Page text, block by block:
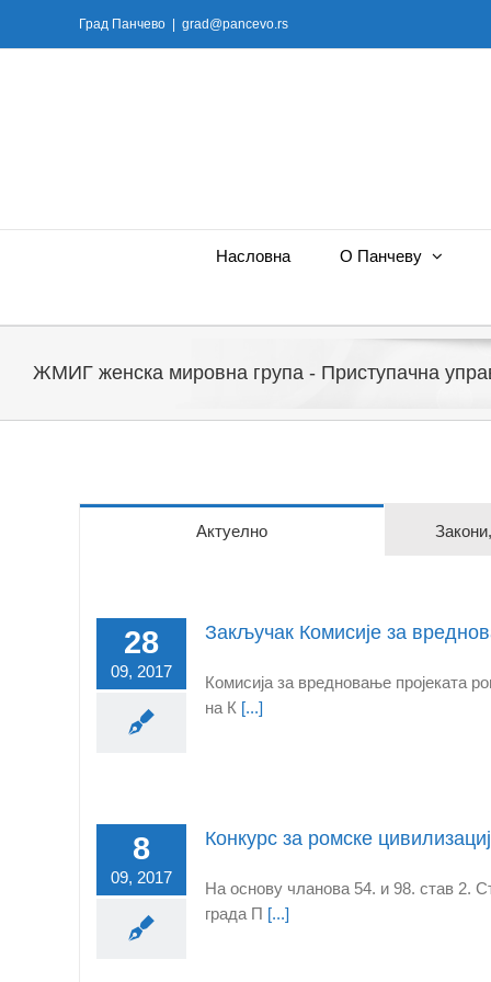
Град Панчево grad@pancevo.rs
Насловна О Панчеву
ЖМИГ женска мировна група - Приступачна
Актуелно
28
09, 2017
Закључак Комисије за
Комисија за вредновање пројеката
на К [...]
8
09, 2017
Конкурс за ромске
На основу чланова 54. и 98. став 2.
града П [...]